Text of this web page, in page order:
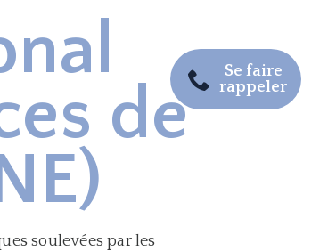
Se faire
rappeler
de
soulevées par les